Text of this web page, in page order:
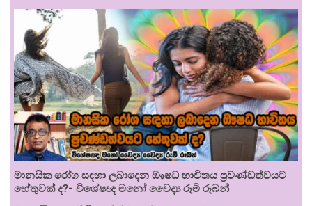
මානසික රෝග සඳහා ලබාදෙන ඖෂධ භාවිතය ප්‍රචණ්ඩත්වයට
හේතුවක් ද?- විශේෂඥ මනෝ වෛද්‍ය රූමි රූබන්